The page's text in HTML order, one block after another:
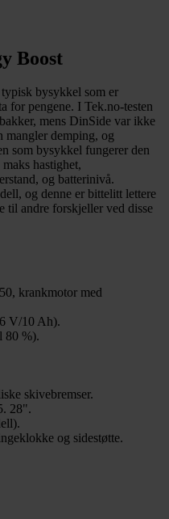
Boost
bysykkel som er
for pengene. I Tek.no-testen
mens DinSide var ikke
mangler demping, og
som bysykkel fungerer den
hastighet,
og batterinivå.
og denne er bittelitt lettere
til andre forskjeller ved disse
krankmotor med
V/10 Ah).
80 %).
skivebremser.
28".
og sidestøtte.